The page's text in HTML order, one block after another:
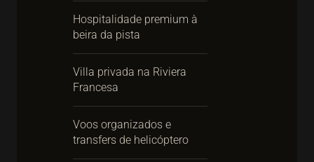
Hospitalidade premium à
beira da pista
Villa privada na Riviera
Francesa
Voos organizados e
transfers de helicóptero